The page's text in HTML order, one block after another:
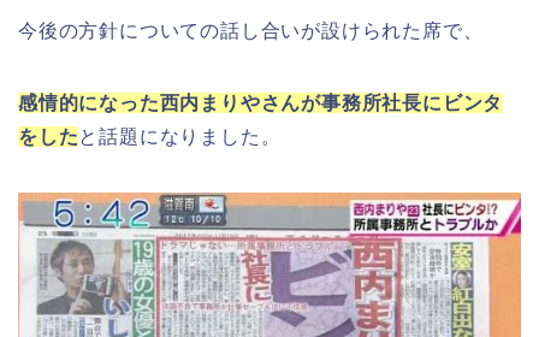
今後の方針についての話し合いが設けられた席で、
感情的になった西内まりやさんが事務所社長にビンタ
をしたと話題になりました。